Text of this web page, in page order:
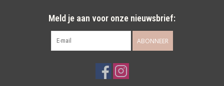
Meld je aan voor onze nieuwsbrief:
ABONNEER